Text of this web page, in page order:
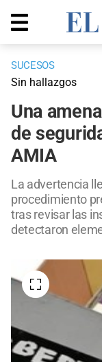
SUCESOS
Sin hallazgos
Una
de
AMIA
La advertencia
procedimiento
tras revisar las
detectaron